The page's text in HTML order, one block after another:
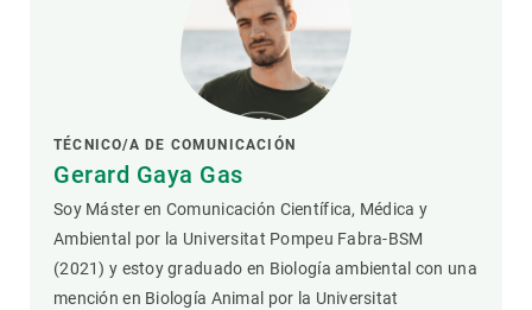
TÉCNICO/A DE COMUNICACIÓN
Gerard Gaya Gas
Soy Máster en Comunicación Científica, Médica y
Ambiental por la Universitat Pompeu Fabra-BSM
(2021) y estoy graduado en Biología ambiental con una
mención en Biología Animal por la Universitat